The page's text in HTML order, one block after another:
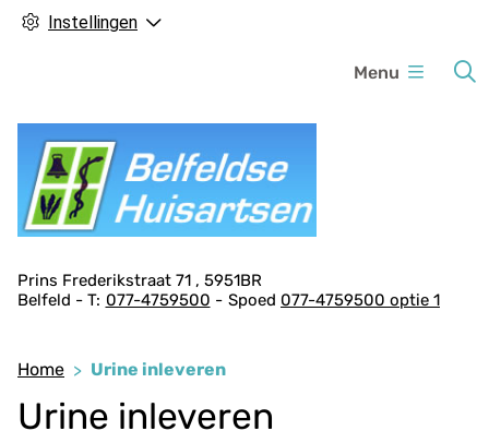
Instellingen
u
Menu
A
d
e
g
Prins Frederikstraat 71
5951BR
Belfeld
077-4759500 Spoed 077-4759500 optie 1
Home Urine inleveren
Urine inleveren